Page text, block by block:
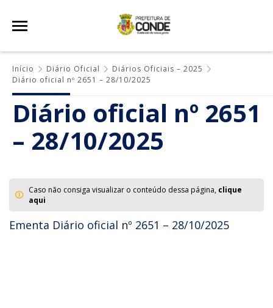
Início Diário Oficial
Diários Oficiais – 2025
Diário oficial nº 2651 – 28/10/2025
Diário oficial nº 2651
– 28/10/2025
Caso não consiga visualizar o conteúdo dessa página, clique
aqui
Ementa Diário oficial nº 2651 – 28/10/2025